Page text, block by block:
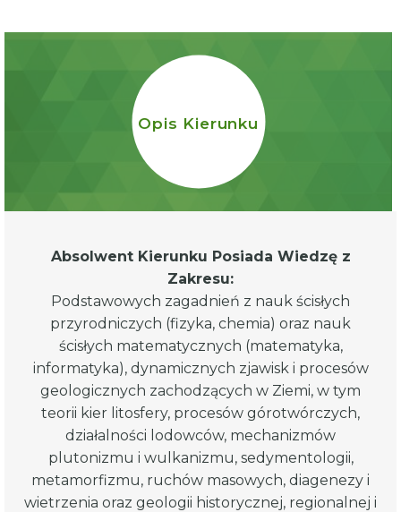
Opis Kierunku
Absolwent Kierunku Posiada Wiedzę z
Zakresu:
Podstawowych zagadnień z nauk ścisłych
przyrodniczych (fizyka, chemia) oraz nauk
ścisłych matematycznych (matematyka,
informatyka), dynamicznych zjawisk i procesów
geologicznych zachodzących w Ziemi, w tym
teorii kier litosfery, procesów górotwórczych,
działalności lodowców, mechanizmów
plutonizmu i wulkanizmu, sedymentologii,
metamorfizmu, ruchów masowych, diagenezy i
wietrzenia oraz geologii historycznej, regionalnej i